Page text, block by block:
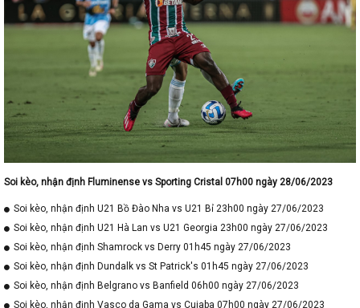
Soi kèo, nhận định Fluminense vs Sporting Cristal 07h00 ngày 28/06/2023
Soi kèo, nhận định U21 Bồ Đào Nha vs U21 Bỉ 23h00 ngày 27/06/2023
Soi kèo, nhận định U21 Hà Lan vs U21 Georgia 23h00 ngày 27/06/2023
Soi kèo, nhận định Shamrock vs Derry 01h45 ngày 27/06/2023
Soi kèo, nhận định Dundalk vs St Patrick's 01h45 ngày 27/06/2023
Soi kèo, nhận định Belgrano vs Banfield 06h00 ngày 27/06/2023
Soi kèo, nhận định Vasco da Gama vs Cuiaba 07h00 ngày 27/06/2023